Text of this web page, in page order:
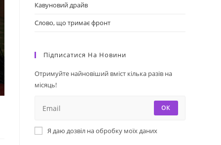
Кавуновий драйв
Слово, що тримає фронт
Підписатися На Новини
Отримуйте найновіший вміст кілька разів на
місяць!
ОК
Я даю дозвіл на обробку моїх даних